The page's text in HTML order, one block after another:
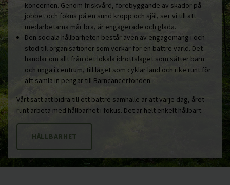
koncernen. Genom friskvård, förebyggande av skador på
jobbet och fokus på en sund kropp och själ, ser vi till att
medarbetarna mår bra, är engagerade och glada.
Den sociala hållbarheten består även av engagemang i och
stöd till organisationer som verkar för en bättre värld. Det
handlar om allt från det lokala idrottslaget som sätter barn
och unga i centrum, till laget som cyklar land och rike runt för
att samla in pengar till Barncancerfonden.
Vårt sätt att bidra till ett bättre samhälle är att varje dag, året
runt arbeta med hållbarhet i fokus. Det är helt enkelt hållbart.
HÅLLBARHET